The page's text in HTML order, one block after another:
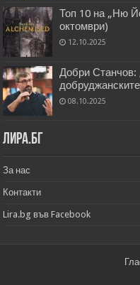
Топ 10 на „Ню
октомври)
12.10.2025
Добри Станчов:
08.10.2025
Лира.бг
За нас
Контакти
Lira.bg във Facebook